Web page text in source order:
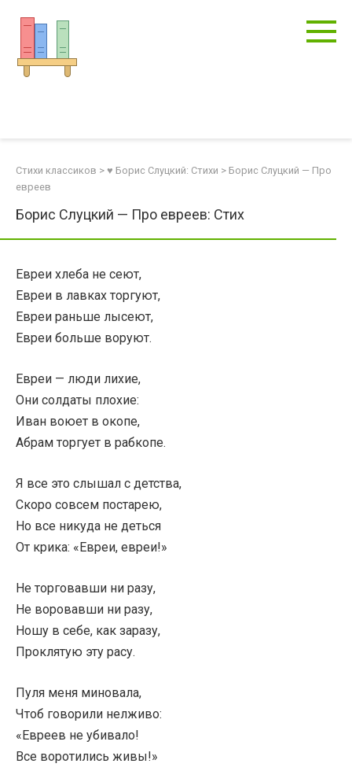
контенту
Стихи классиков > ♥ Борис Слуцкий: Стихи > Борис Слуцкий — Про
евреев
Борис Слуцкий — Про евреев: Стих
Евреи хлеба не сеют,
Евреи в лавках торгуют,
Евреи раньше лысеют,
Евреи больше воруют.
Евреи — люди лихие,
Они солдаты плохие:
Иван воюет в окопе,
Абрам торгует в рабкопе.
Я все это слышал с детства,
Скоро совсем постарею,
Но все никуда не деться
От крика: «Евреи, евреи!»
Не торговавши ни разу,
Не воровавши ни разу,
Ношу в себе, как заразу,
Проклятую эту расу.
Пуля меня миновала,
Чтоб говорили нелживо:
«Евреев не убивало!
Все воротились живы!»